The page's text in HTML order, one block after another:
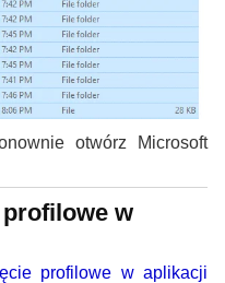
otwórz Microsoft
w
profilowe w aplikacji